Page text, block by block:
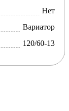
Нет
Вариатор
120/60-13